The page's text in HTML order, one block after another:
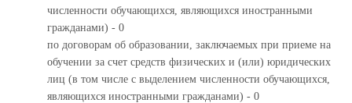
численности обучающихся, являющихся иностранными
гражданами) - 0
по договорам об образовании, заключаемых при приеме на
обучении за счет средств физических и (или) юридических
лиц (в том числе с выделением численности обучающихся,
являющихся иностранными гражданами) - 0